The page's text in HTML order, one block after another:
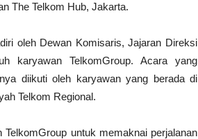
The Telkom Hub, Jakarta.
oleh Dewan Komisaris, Jajaran Direksi
karyawan TelkomGroup. Acara yang
diikuti oleh karyawan yang berada di
Telkom Regional.
untuk memaknai perjalanan